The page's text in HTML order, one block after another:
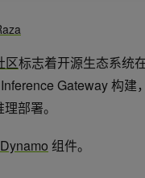
区标志着开源生态系统
Gateway 构建
部署。
组件。